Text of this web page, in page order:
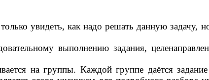
увидеть, как надо решать данную задачу,
выполнению задания,
на группы. Каждой группе даётся